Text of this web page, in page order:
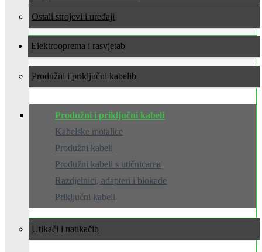
Ostali strojevi i uređaji
Elektrooprema i rasvjeta
Produžni i priključni kabeli
Produžni i priključni kabeli
Kabelske motalice
Produžni kabeli
Produžni kabeli s utičnicama
Razdjelnici, adapteri i blokade
Priključni kabeli
Utikači i natikači